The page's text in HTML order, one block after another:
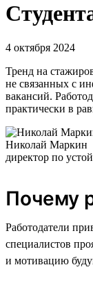
4 октября 2024
Тренд на
не связанных с
вакансий.
практически в
Николай Маркин
директор по
Почему
Работодатели
специалистов
и мотивацию